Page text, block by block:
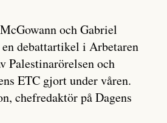
och Gabriel
debattartikel i Arbetaren
Palestinarörelsen och
ETC gjort under våren.
chefredaktör på Dagens